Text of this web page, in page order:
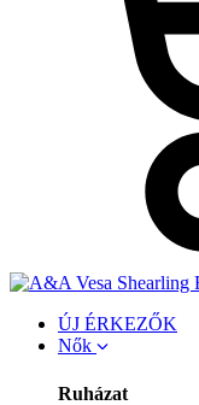
ÚJ ÉRKEZŐK
Nők
Ruházat